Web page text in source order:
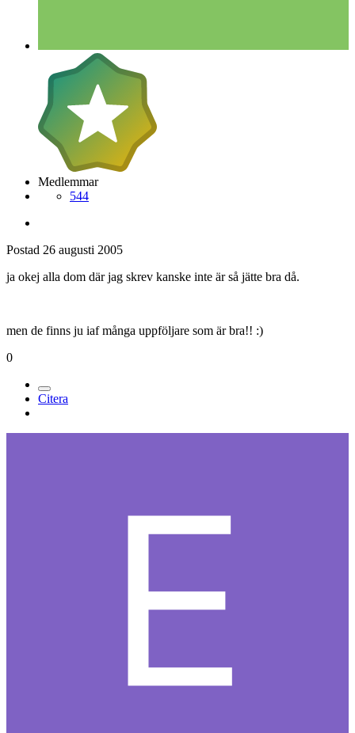
Medlemmar
544
Postad 26 augusti 2005
ja okej alla dom där jag skrev kanske inte är så jätte bra då.
men de finns ju iaf många uppföljare som är bra!! :)
0
Citera